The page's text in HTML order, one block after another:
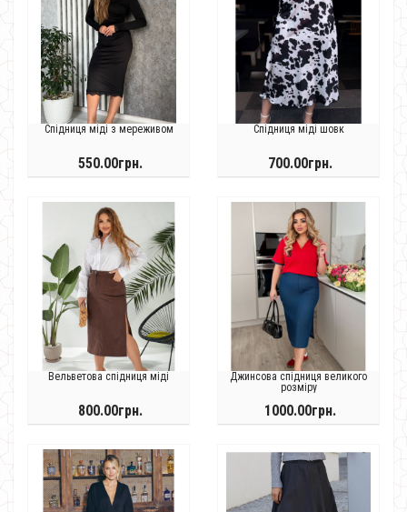
Спідниця міді з мереживом
550.00грн.
Спідниця міді шовк
700.00грн.
Вельветова спідниця міді
800.00грн.
Джинсова спідниця великого
розміру
1000.00грн.